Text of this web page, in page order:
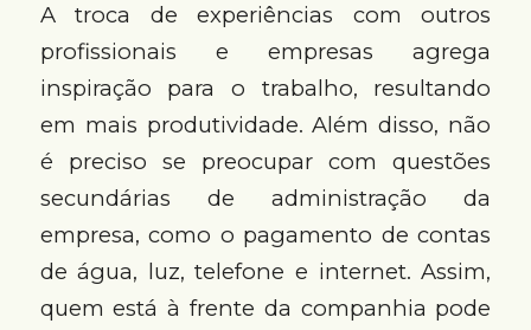
A troca de experiências com outros
profissionais e empresas agrega
inspiração para o trabalho, resultando
em mais produtividade. Além disso, não
é preciso se preocupar com questões
secundárias de administração da
empresa, como o pagamento de contas
de água, luz, telefone e internet. Assim,
quem está à frente da companhia pode